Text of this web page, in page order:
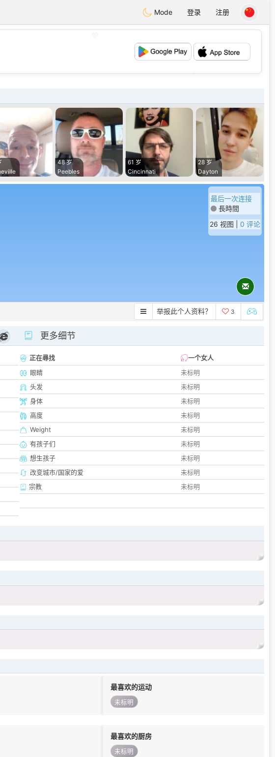
Mode 登录 注册
48 岁
Peebles
61 岁
Cincinnati
28 岁
Dayton
最后一次连接
長時間
26 视图 | 0 评论
举报此个人资料？ 3
更多细节
正在尋找
一个女人
眼睛
未标明
头发
未标明
身体
未标明
高度
未标明
Weight
未标明
有孩子们
未标明
想生孩子
未标明
改变城市/国家的爱
未标明
宗教
未标明
最喜欢的运动
未标明
最喜欢的厨房
未标明